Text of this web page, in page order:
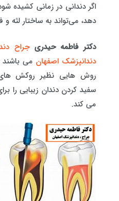
اگر دندانی در زمانی کشیده
دهد، می‌تواند به ساختار
دکتر فاطمه حیدری جراح
دندانپزشک اصفهان می باشند
روش هایی نظیر روکش های
سفید کردن دندان زیبایی را
می کند.